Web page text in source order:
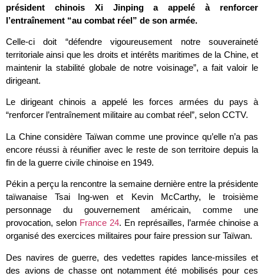
président chinois Xi Jinping a appelé à renforcer
l’entraînement “au combat réel” de son armée.
Celle-ci doit “défendre vigoureusement notre souveraineté
territoriale ainsi que les droits et intérêts maritimes de la Chine, et
maintenir la stabilité globale de notre voisinage”, a fait valoir le
dirigeant.
Le dirigeant chinois a appelé les forces armées du pays à
“renforcer l’entraînement militaire au combat réel”, selon CCTV.
La Chine considère Taïwan comme une province qu’elle n’a pas
encore réussi à réunifier avec le reste de son territoire depuis la
fin de la guerre civile chinoise en 1949.
Pékin a perçu la rencontre la semaine dernière entre la présidente
taïwanaise Tsai Ing-wen et Kevin McCarthy, le troisième
personnage du gouvernement américain, comme une
provocation, selon France 24. En représailles, l’armée chinoise a
organisé des exercices militaires pour faire pression sur Taïwan.
Des navires de guerre, des vedettes rapides lance-missiles et
des avions de chasse ont notamment été mobilisés pour ces